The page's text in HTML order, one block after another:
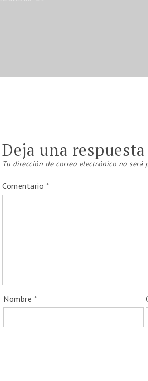
Deja una respuesta
Tu dirección de correo electrónico no será
Comentario *
Nombre *